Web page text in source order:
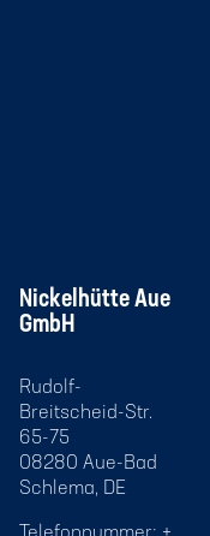
Nickelhütte Aue
GmbH
Rudolf-
Breitscheid-Str.
65-75
08280 Aue-Bad
Schlema, DE